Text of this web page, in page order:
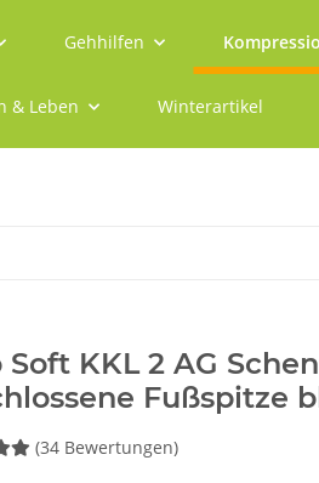
Gehhilfen
& Leben Winterartikel
Soft KKL 2 AG
Fußspitze
(34 Bewertungen)